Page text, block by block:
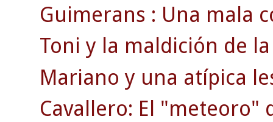
Guimerans : Una mala
Toni y la maldición de
Mariano y una atípica
Cavallero: El "meteoro"